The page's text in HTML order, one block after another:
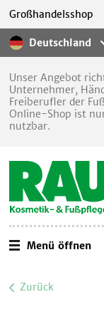
Deutschland
Großhandelsshop
Unser Angebot
Unternehmer,
Freiberufler der
Online-Shop ist
nutzbar.
Menü öffnen
Zurück